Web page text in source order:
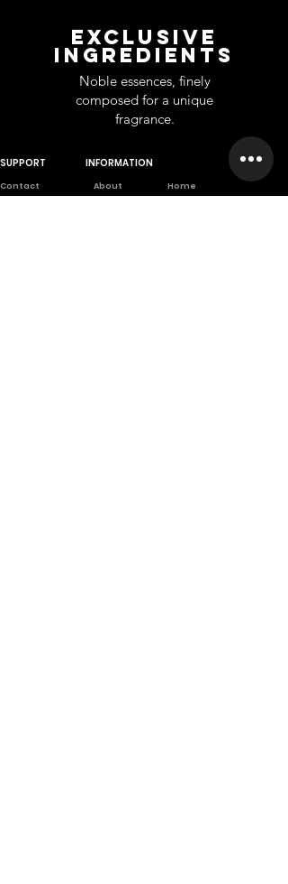
EXCLUSIVE
INGREDIENTS
Noble essences, finely
composed for a unique
fragrance.
SUPPORT INFORMATION
Contact About Home